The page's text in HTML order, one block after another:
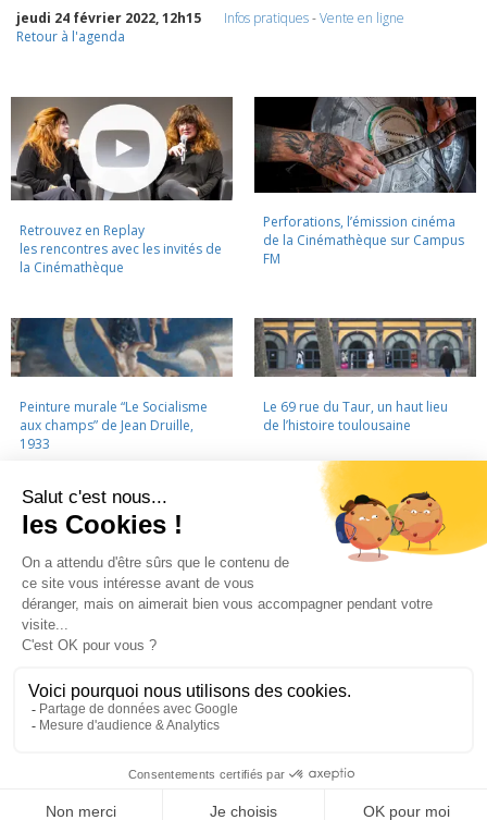
jeudi 24 février 2022, 12h15
Infos pratiques-Vente en ligne
Retour à l'agenda
Retrouvez en Replay
les rencontres avec les invités de
la Cinémathèque
Perforations, l’émission cinéma
de la Cinémathèque sur Campus
FM
Peinture murale “Le Socialisme
aux champs” de Jean Druille,
1933
Le 69 rue du Taur, un haut lieu
de l’histoire toulousaine
LA CINÉMATHÈQUE · CONTACTS · LETTRE D'INFORMATION ·
MENTIONS LÉGALES
La Cinémathèque de Toulouse
La Cinémathèque de Toulouse © 2015. Tous droits réservés.